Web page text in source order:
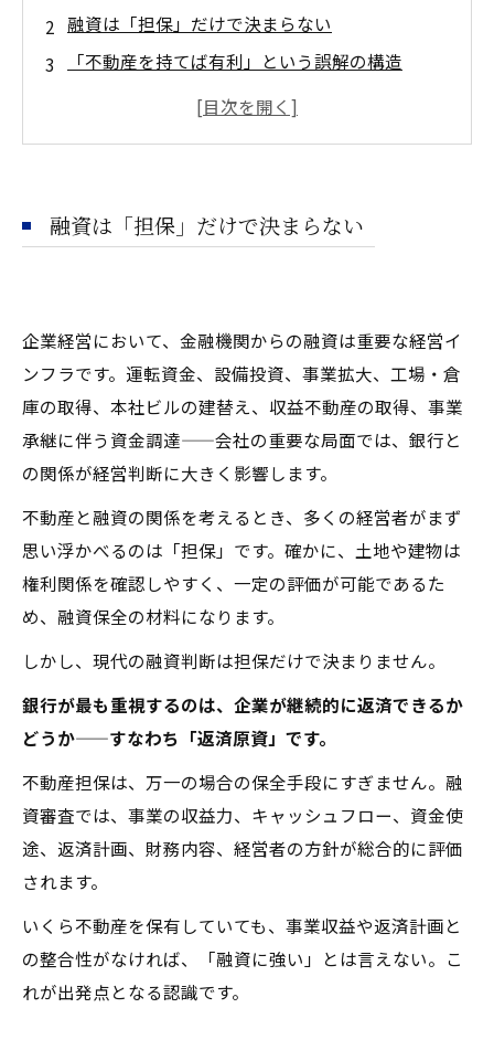
融資は「担保」だけで決まらない
「不動産を持てば有利」という誤解の構造
銀行が評価できない不動産とは何か
不動産戦略は資金調達力を高める経営戦略であ
る
融資は「担保」だけで決まらない
企業経営において、金融機関からの融資は重要な経営イ
ンフラです。運転資金、設備投資、事業拡大、工場・倉
庫の取得、本社ビルの建替え、収益不動産の取得、事業
承継に伴う資金調達——会社の重要な局面では、銀行と
の関係が経営判断に大きく影響します。
不動産と融資の関係を考えるとき、多くの経営者がまず
思い浮かべるのは「担保」です。確かに、土地や建物は
権利関係を確認しやすく、一定の評価が可能であるた
め、融資保全の材料になります。
しかし、現代の融資判断は担保だけで決まりません。
銀行が最も重視するのは、企業が継続的に返済できるか
どうか——すなわち「返済原資」です。
不動産担保は、万一の場合の保全手段にすぎません。融
資審査では、事業の収益力、キャッシュフロー、資金使
途、返済計画、財務内容、経営者の方針が総合的に評価
されます。
いくら不動産を保有していても、事業収益や返済計画と
の整合性がなければ、「融資に強い」とは言えない。こ
れが出発点となる認識です。